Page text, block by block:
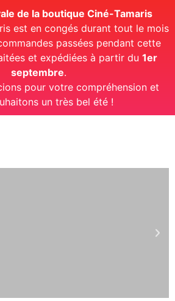
de la boutique Ciné-Tamaris
est en congés durant tout le mois
passées pendant cette
et expédiées à partir du 1er
septembre.
pour votre compréhension et
un très bel été !